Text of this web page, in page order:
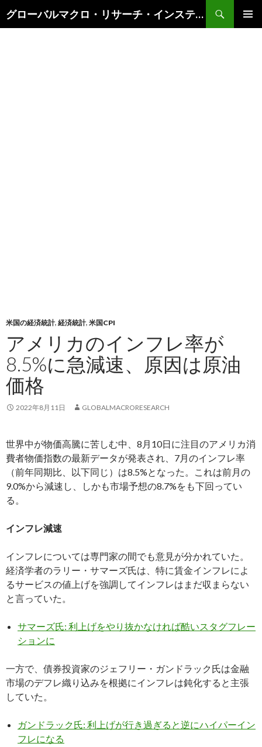
グローバルマクロ・リサーチ・インスティテュート
索
米国の経済統計, 経済統計, 米国CPI
アメリカのインフレ率が
8.5%に急減速、原因は原油
価格
2022年8月11日 GLOBALMACRORESEARCH
世界中が物価高騰に苦しむ中、8月10日に注目のアメリカ消
費者物価指数の最新データが発表され、7月のインフレ率
（前年同期比、以下同じ）は8.5%となった。これは前月の
9.0%から減速し、しかも市場予想の8.7%をも下回ってい
る。
インフレ減速
インフレについては専門家の間でも意見が分かれていた。
経済学者のラリー・サマーズ氏は、特に賃金インフレによ
るサービスの値上げを強調してインフレはまだ収まらない
と言っていた。
サマーズ氏: 利上げをやり抜かなければ酷いスタグフレー
ションに
一方で、債券投資家のジェフリー・ガンドラック氏は金融
市場のデフレ織り込みを根拠にインフレは鈍化すると主張
していた。
ガンドラック氏: 利上げが行き過ぎると逆にハイパーイン
フレになる